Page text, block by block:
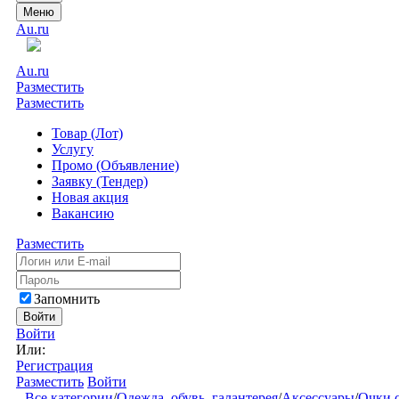
Меню
Au.ru
Au.ru
Разместить
Разместить
Товар (Лот)
Услугу
Промо (Объявление)
Заявку (Тендер)
Новая акция
Вакансию
Разместить
Запомнить
Войти
Войти
Или:
Регистрация
Разместить Войти